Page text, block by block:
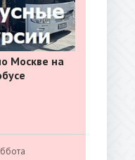
Москве на